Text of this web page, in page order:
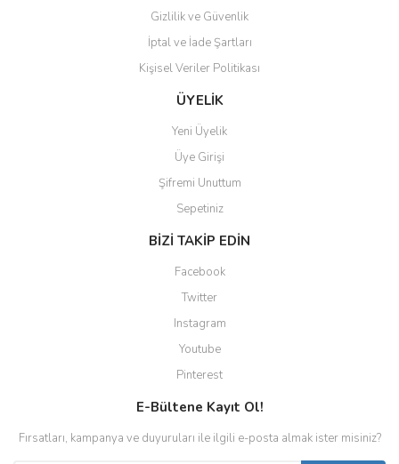
Gönder
Gizlilik ve Güvenlik
İptal ve İade Şartları
Kişisel Veriler Politikası
ÜYELİK
Yeni Üyelik
Üye Girişi
Şifremi Unuttum
Sepetiniz
BİZİ TAKİP EDİN
Facebook
Twitter
Instagram
Youtube
Pinterest
E-Bültene Kayıt Ol!
Fırsatları, kampanya ve duyuruları ile ilgili e-posta almak ister misiniz?